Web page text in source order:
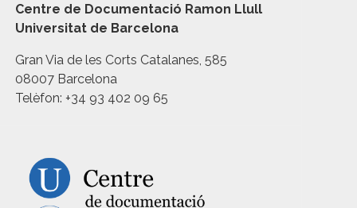
Centre de Documentació Ramon Llull
Universitat de Barcelona
Gran Via de les Corts Catalanes, 585
08007 Barcelona
Telèfon: +34 93 402 09 65